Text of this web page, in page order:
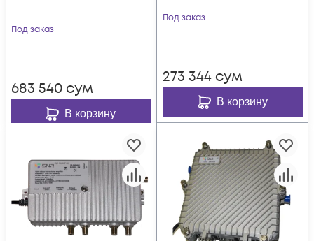
Под заказ
683 540 сум
В корзину
Под заказ
273 344 сум
В корзину